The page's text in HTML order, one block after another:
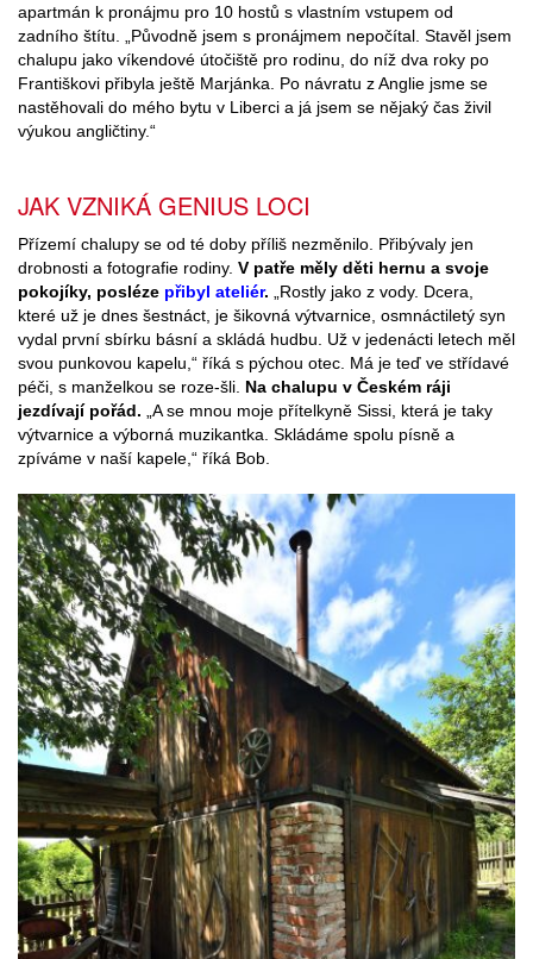
apartmán k pronájmu pro 10 hostů s vlastním vstupem od
zadního štítu. „Původně jsem s pronájmem nepočítal. Stavěl jsem
chalupu jako víkendové útočiště pro rodinu, do níž dva roky po
Františkovi přibyla ještě Marjánka. Po návratu z Anglie jsme se
nastěhovali do mého bytu v Liberci a já jsem se nějaký čas živil
výukou angličtiny.“
JAK VZNIKÁ GENIUS LOCI
Přízemí chalupy se od té doby příliš nezměnilo. Přibývaly jen
drobnosti a fotografie rodiny. V patře měly děti hernu a svoje
pokojíky, posléze přibyl ateliér. „Rostly jako z vody. Dcera,
které už je dnes šestnáct, je šikovná výtvarnice, osmnáctiletý syn
vydal první sbírku básní a skládá hudbu. Už v jedenácti letech měl
svou punkovou kapelu,“ říká s pýchou otec. Má je teď ve střídavé
péči, s manželkou se roze-šli. Na chalupu v Českém ráji
jezdívají pořád. „A se mnou moje přítelkyně Sissi, která je taky
výtvarnice a výborná muzikantka. Skládáme spolu písně a
zpíváme v naší kapele,“ říká Bob.